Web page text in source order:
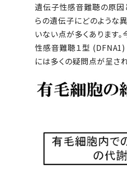
遺伝子性感音難聴の原因
らの遺伝子にどのような
いない点が多くあります
性感音難聴１型 (DFNA1)
には多くの疑問点が呈さ